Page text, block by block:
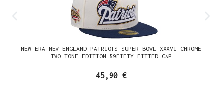
NEW ERA NEW ENGLAND PATRIOTS SUPER BOWL XXXVI CHROME
TWO TONE EDITION 59FIFTY FITTED CAP
45,90 €